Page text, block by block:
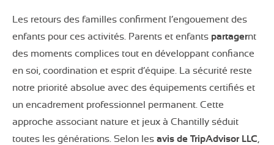
Les retours des familles confirment l’engouement des
enfants pour ces activités. Parents et enfants partagernt
des moments complices tout en développant confiance
en soi, coordination et esprit d’équipe. La sécurité reste
notre priorité absolue avec des équipements certifiés et
un encadrement professionnel permanent. Cette
approche associant nature et jeux à Chantilly séduit
toutes les générations. Selon les avis de TripAdvisor LLC